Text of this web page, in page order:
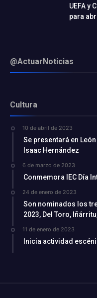
UEFA y
para
@ActuarNoticias
Cultura
10 de abril de 2023
Se presentará en
Isaac Hernández
6 de marzo de 2023
Conmemora IEC Día
24 de enero de 2023
Son nominados los
2023, Del Toro,
11 de enero de 2023
Inicia actividad